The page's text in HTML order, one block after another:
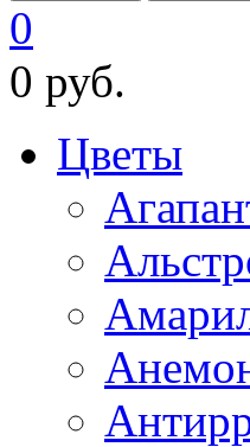
0
0 руб.
Цветы